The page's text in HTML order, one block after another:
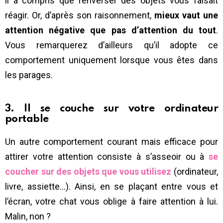
réagir. Or, d’après son raisonnement, mieux vaut une
attention négative que pas d’attention du tout.
Vous remarquerez d’ailleurs qu’il adopte ce
comportement uniquement lorsque vous êtes dans
les parages.
3. Il se couche sur votre ordinateur
portable
Un autre comportement courant mais efficace pour
attirer votre attention consiste à s’asseoir ou à se
coucher sur des objets que vous utilisez (ordinateur,
livre, assiette…). Ainsi, en se plaçant entre vous et
l’écran, votre chat vous oblige à faire attention à lui.
Malin, non ?